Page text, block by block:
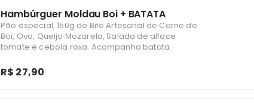
Hambúrguer Moldau Boi + BATATA
Pão especial, 150g de Bife Artesanal de Carne de
Boi, Ovo, Queijo Mozarela, Salada de alface
tomate e cebola roxa. Acompanha batata.
R$ 27,90